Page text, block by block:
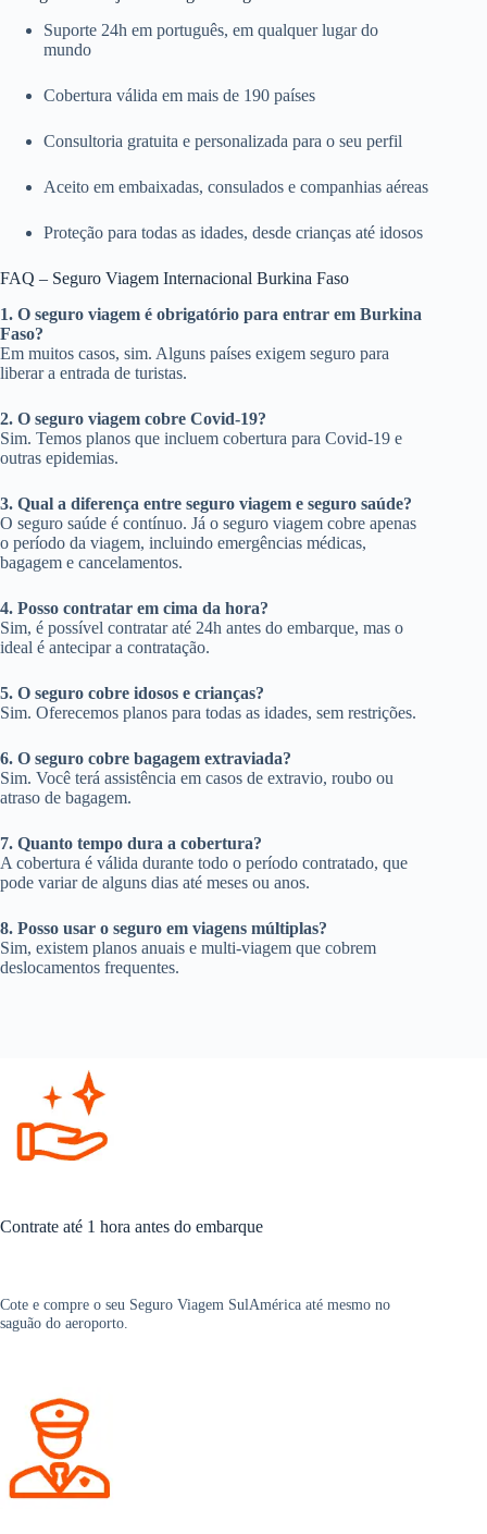
Suporte 24h em português, em qualquer lugar do
mundo
Cobertura válida em mais de 190 países
Consultoria gratuita e personalizada para o seu perfil
Aceito em embaixadas, consulados e companhias aéreas
Proteção para todas as idades, desde crianças até idosos
FAQ – Seguro Viagem Internacional Burkina Faso
1. O seguro viagem é obrigatório para entrar em Burkina
Faso?
Em muitos casos, sim. Alguns países exigem seguro para
liberar a entrada de turistas.
2. O seguro viagem cobre Covid-19?
Sim. Temos planos que incluem cobertura para Covid-19 e
outras epidemias.
3. Qual a diferença entre seguro viagem e seguro saúde?
O seguro saúde é contínuo. Já o seguro viagem cobre apenas
o período da viagem, incluindo emergências médicas,
bagagem e cancelamentos.
4. Posso contratar em cima da hora?
Sim, é possível contratar até 24h antes do embarque, mas o
ideal é antecipar a contratação.
5. O seguro cobre idosos e crianças?
Sim. Oferecemos planos para todas as idades, sem restrições.
6. O seguro cobre bagagem extraviada?
Sim. Você terá assistência em casos de extravio, roubo ou
atraso de bagagem.
7. Quanto tempo dura a cobertura?
A cobertura é válida durante todo o período contratado, que
pode variar de alguns dias até meses ou anos.
8. Posso usar o seguro em viagens múltiplas?
Sim, existem planos anuais e multi-viagem que cobrem
deslocamentos frequentes.
Contrate até 1 hora antes do embarque
Cote e compre o seu Seguro Viagem SulAmérica até mesmo no
saguão do aeroporto.